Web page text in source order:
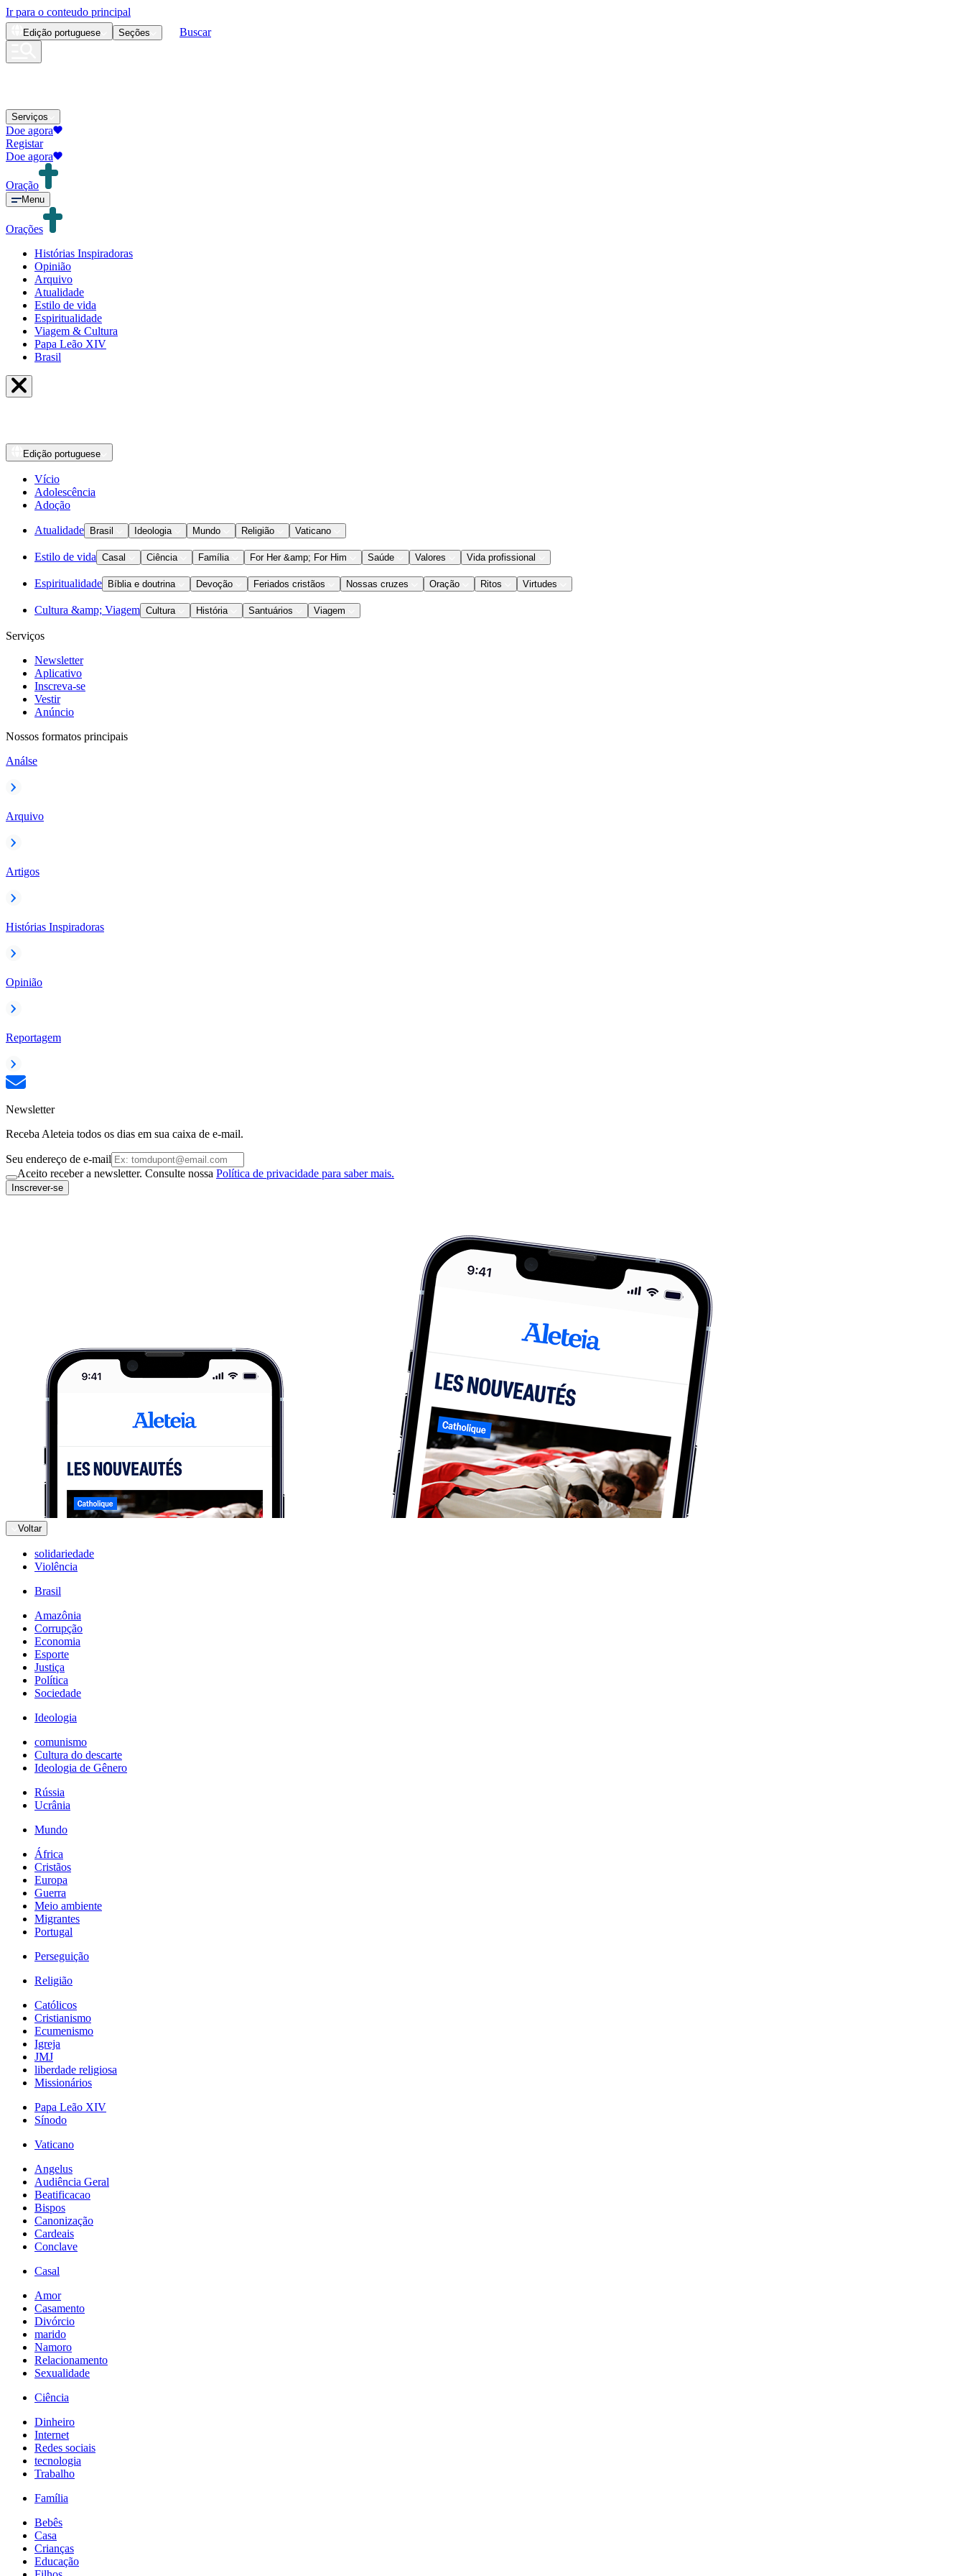
Ir para o conteudo principal
Edição portuguese Seções Buscar
Serviços
Doe agora
Registar
Doe agora
Oração
Menu
Orações
Histórias Inspiradoras
Opinião
Arquivo
Atualidade
Estilo de vida
Espiritualidade
Viagem & Cultura
Papa Leão XIV
Brasil
Edição portuguese
Vício
Adolescência
Adoção
Atualidade Brasil Ideologia Mundo Religião Vaticano
Estilo de vida Casal Ciência Família For Her &amp; For Him Saúde Valores Vida profissional
Espiritualidade Bíblia e doutrina Devoção Feriados cristãos Nossas cruzes Oração Ritos Virtudes
Cultura &amp; Viagem Cultura História Santuários Viagem
Serviços
Newsletter
Aplicativo
Inscreva-se
Vestir
Anúncio
Nossos formatos principais
Análse
Arquivo
Artigos
Histórias Inspiradoras
Opinião
Reportagem
Newsletter
Receba Aleteia todos os dias em sua caixa de e-mail.
Seu endereço de e-mail
Aceito receber a newsletter. Consulte nossa Política de privacidade para saber mais.
Inscrever-se
Voltar
solidariedade
Violência
Brasil
Amazônia
Corrupção
Economia
Esporte
Justiça
Política
Sociedade
Ideologia
comunismo
Cultura do descarte
Ideologia de Gênero
Rússia
Ucrânia
Mundo
África
Cristãos
Europa
Guerra
Meio ambiente
Migrantes
Portugal
Perseguição
Religião
Católicos
Cristianismo
Ecumenismo
Igreja
JMJ
liberdade religiosa
Missionários
Papa Leão XIV
Sínodo
Vaticano
Angelus
Audiência Geral
Beatificacao
Bispos
Canonização
Cardeais
Conclave
Casal
Amor
Casamento
Divórcio
marido
Namoro
Relacionamento
Sexualidade
Ciência
Dinheiro
Internet
Redes sociais
tecnologia
Trabalho
Família
Bebês
Casa
Crianças
Educação